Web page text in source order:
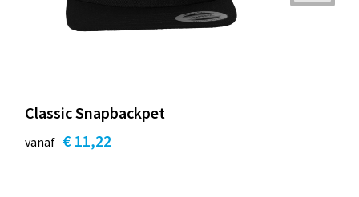
Classic Snapbackpet
vanaf € 11,22